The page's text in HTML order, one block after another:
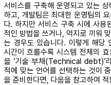
서비스를 구축해 운영되고 있는
하고, 개발팀은 최대한 운영팀의
다. 하지만 서비스 구축 시에 사용
적인 방법을 쓰거나, 억지로 끼워
는 경우도 있습니다. 이렇게 해당
시간이 흐를수록 시스템 전체의
을 '기술 부채(Technical debt)'
적에 맞는 언어를 선택하는 것이
을 준비한다면, 다음을 참고하여